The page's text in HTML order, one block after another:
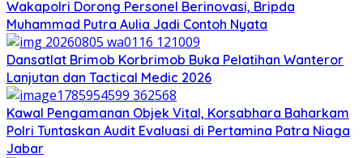
Wakapolri Dorong Personel Berinovasi, Bripda
Muhammad Putra Aulia Jadi Contoh Nyata
Dansatlat Brimob Korbrimob Buka Pelatihan Wanteror
Lanjutan dan Tactical Medic 2026
Kawal Pengamanan Objek Vital, Korsabhara Baharkam
Polri Tuntaskan Audit Evaluasi di Pertamina Patra Niaga
Jabar